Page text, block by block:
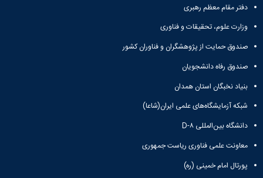
دفتر مقام معظم رهبری
وزارت علوم، تحقیقات و فناوری
صندوق حمایت از پژوهشگران و فناوران کشور
صندوق رفاه دانشجویان
بنیاد نخبگان استان همدان
شبکه آزمایشگاه‌های علمی ایران(شاعا)
دانشگاه بین‌المللی D-۸
معاونت علمی فناوری ریاست جمهوری
پورتال امام خمینی (ره)